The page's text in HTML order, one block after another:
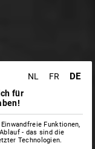
NL FR DE
für
Funktionen,
- das sind die
Technologien.